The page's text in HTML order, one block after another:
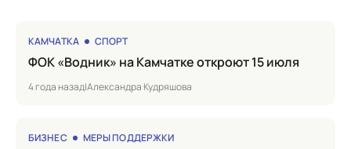
КАМЧАТКА СПОРТ
ФОК «Водник» на Камчатке откроют 15 июля
4 года назад|Александра Кудряшова
БИЗНЕС МЕРЫ ПОДДЕРЖКИ